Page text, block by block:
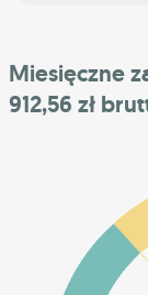
Miesięczne
912,56 zł